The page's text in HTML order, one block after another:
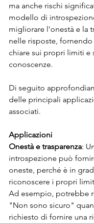
ma anche rischi
modello di
migliorare l'onestà e la
nelle risposte,
chiare sui propri limiti e
conoscenze.
Di seguito
delle principali
associati.
Applicazioni
Onestà e trasparenza:
introspezione può
oneste, perché è in
riconoscere i propri
Ad esempio, potrebbe
"Non sono sicuro"
richiesto di fornire una